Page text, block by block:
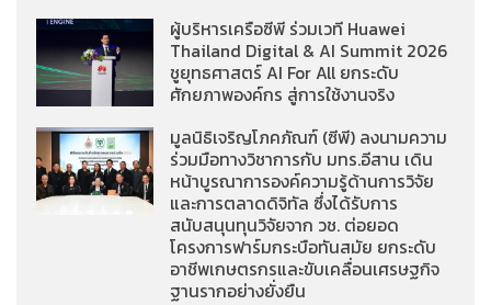
ผู้บริหารเครือซีพี ร่วมเวที Huawei
Thailand Digital & AI Summit 2026
ชูยุทธศาสตร์ AI For All ยกระดับ
ศักยภาพองค์กร สู่การใช้งานจริง
มูลนิธิเจริญโภคภัณฑ์ (ซีพี) ลงนามความ
ร่วมมือทางวิชาการกับ มทร.อีสาน เดิน
หน้าบูรณาการองค์ความรู้ด้านการวิจัย
และการตลาดดิจิทัล ซึ่งได้รับการ
สนับสนุนทุนวิจัยจาก วช. ต่อยอด
โครงการฟาร์มกระบือทันสมัย ยกระดับ
อาชีพเกษตรกรและขับเคลื่อนเศรษฐกิจ
ฐานรากอย่างยั่งยืน